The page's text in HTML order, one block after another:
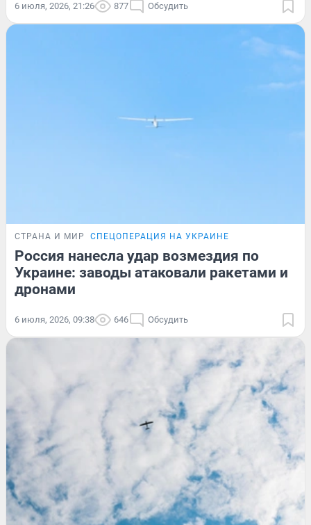
6 июля, 2026, 21:26 877 Обсудить
СТРАНА И МИР СПЕЦОПЕРАЦИЯ НА УКРАИНЕ
Россия нанесла удар возмездия по
Украине: заводы атаковали ракетами и
дронами
6 июля, 2026, 09:38 646 Обсудить